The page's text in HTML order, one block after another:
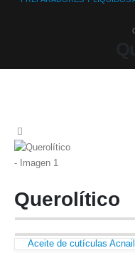
Querolítico
Aceite de cutículas